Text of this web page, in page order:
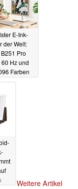
E-Ink-
der Welt:
Pro
Hz und
Farben
Weitere Artikel